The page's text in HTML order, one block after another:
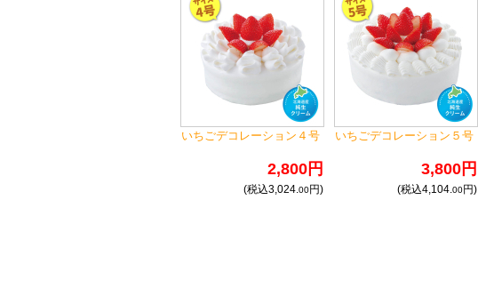
いちごデコレーション４号
2,800円
(税込3,024.00円)
いちごデコレーション５号
3,800円
(税込4,104.00円)